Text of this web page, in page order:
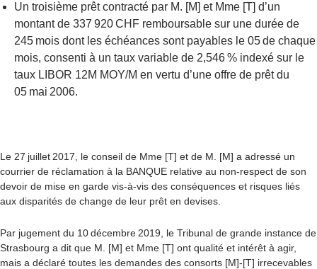
Un troisième prêt contracté par M. [M] et Mme [T] d’un
montant de 337 920 CHF remboursable sur une durée de
245 mois dont les échéances sont payables le 05 de chaque
mois, consenti à un taux variable de 2,546 % indexé sur le
taux LIBOR 12M MOY/M en vertu d’une offre de prêt du
05 mai 2006.
Le 27 juillet 2017, le conseil de Mme [T] et de M. [M] a adressé un
courrier de réclamation à la BANQUE relative au non-respect de son
devoir de mise en garde vis-à-vis des conséquences et risques liés
aux disparités de change de leur prêt en devises.
Par jugement du 10 décembre 2019, le Tribunal de grande instance de
Strasbourg a dit que M. [M] et Mme [T] ont qualité et intérêt à agir,
mais a déclaré toutes les demandes des consorts [M]-[T] irrecevables